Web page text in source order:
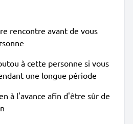
rencontre avant de vous
à cette personne si vous
une longue période
à l'avance afin d'être sûr de